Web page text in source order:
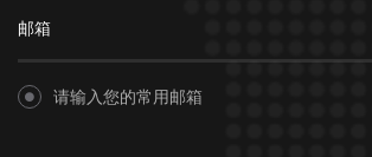
请输入您的常用邮箱